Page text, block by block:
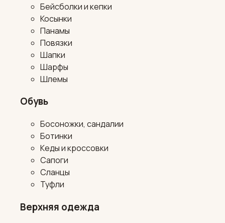
Бейсболки и кепки
Косынки
Панамы
Повязки
Шапки
Шарфы
Шлемы
Обувь
Босоножки, сандалии
Ботинки
Кеды и кроссовки
Сапоги
Сланцы
Туфли
Верхняя одежда